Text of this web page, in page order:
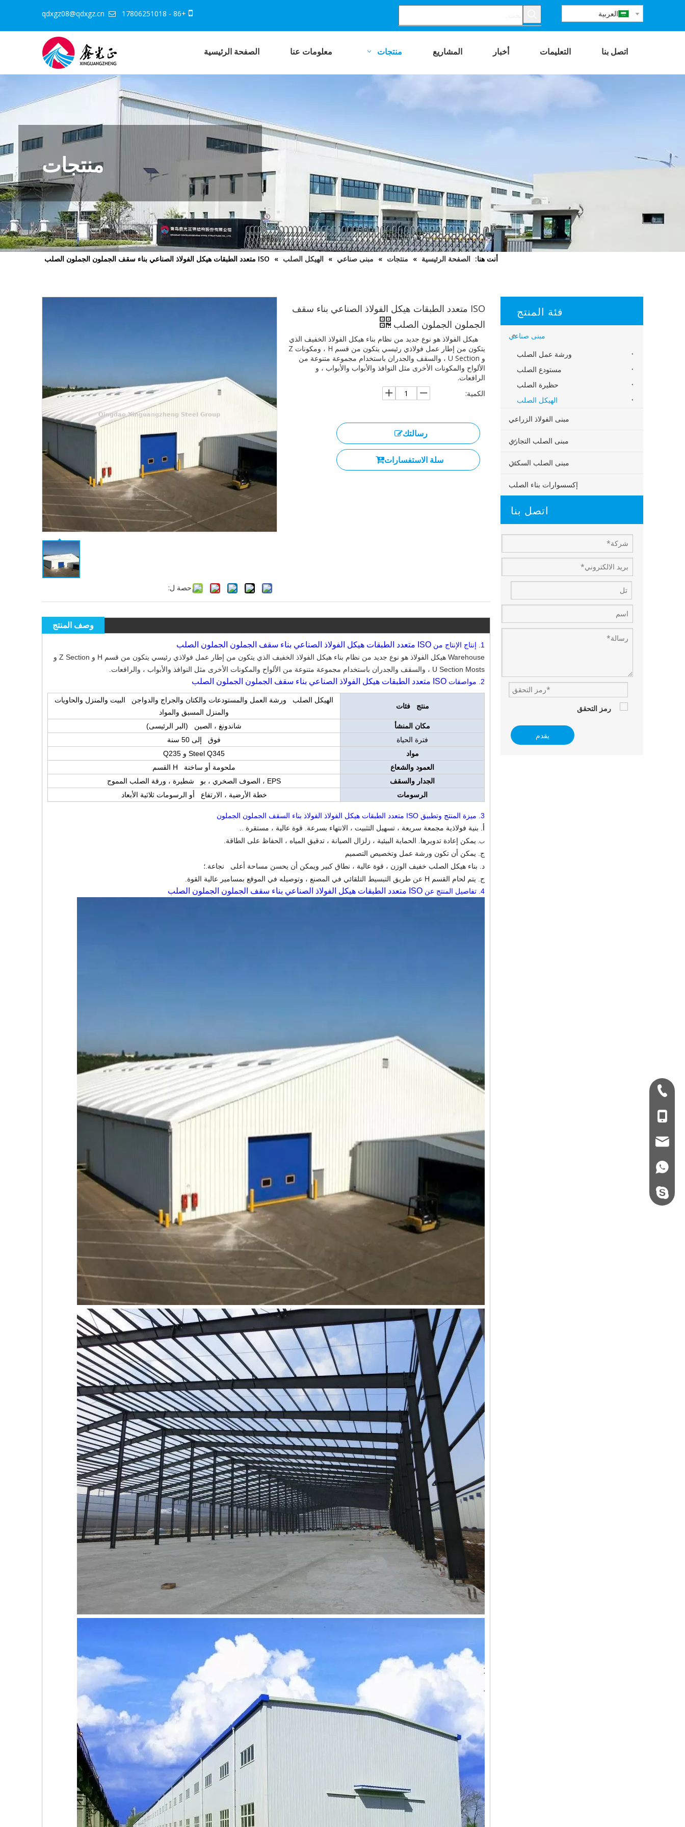

+86 - 17806251018

qdxgz08@qdxgz.cn العربية
اتصل بنا التعليمات أخبار المشاريع منتجات معلومات عنا الصفحة الرئيسية
منتجات
أنت هنا: الصفحة الرئيسية » منتجات » مبنى صناعي » الهيكل الصلب » ISO متعدد الطبقات هيكل الفولاذ الصناعي بناء سقف الجملون الجملون الصلب
حصة ل:
ISO متعدد الطبقات هيكل الفولاذ الصناعي بناء سقف
الجملون الجملون الصلب
هيكل الفولاذ هو نوع جديد من نظام بناء هيكل الفولاذ الخفيف الذي
يتكون من إطار عمل فولاذي رئيسي يتكون من قسم H ، ومكونات Z
و U Section ، والسقف والجدران باستخدام مجموعة متنوعة من
الألواح والمكونات الأخرى مثل النوافذ والأبواب والأبواب ، و
الرافعات.
الكمية:
رسالتك
سلة الاستفسارات
وصف المنتج
1. إنتاج الإنتاج من ISO متعدد الطبقات هيكل الفولاذ الصناعي بناء سقف الجملون الجملون الصلب
Warehouse هيكل الفولاذ هو نوع جديد من نظام بناء هيكل الفولاذ الخفيف الذي يتكون من إطار عمل فولاذي رئيسي يتكون من قسم H و Z Section و
U Section Mosts ، والسقف والجدران باستخدام مجموعة متنوعة من الألواح والمكونات الأخرى مثل النوافذ والأبواب ، والرافعات.
2.
مواصفات ISO متعدد الطبقات هيكل الفولاذ الصناعي بناء سقف الجملون الجملون الصلب
منتج فئات
الهيكل الصلب ورشة العمل والمستودعات والكتان والجراج والدواجن البيت والمنزل والحاويات
والمنزل المسبق والمواد
مكان المنشأ
شاندونغ ، الصين (البر الرئيسى)
فترة الحياة
فوق إلى 50 سنة
مواد
Steel Q345 و Q235
العمود والشعاع
ملحومة أو ساخنة H القسم
الجدار والسقف
EPS ، الصوف الصخري ، بو شطيرة ، ورقة الصلب المموج
الرسومات
خطة الأرضية ، الارتفاع أو الرسومات ثلاثية الأبعاد
3. ميزة المنتج وتطبيق ISO متعدد الطبقات هيكل الفولاذ الفولاذ بناء السقف الجملون الجملون
أ. بنية فولاذية مجمعة سريعة ، تسهيل التثبيت ، الانتهاء بسرعة. قوة عالية ، مستقرة ..
ب. يمكن إعادة تدويرها. الحماية البيئية ، زلزال الصيانة ، تدقيق المياه ، الحفاظ على الطاقة.
ج. يمكن أن تكون ورشة عمل وتخصيص التصميم
د. بناء هيكل الصلب خفيف الوزن ، قوة عالية ، نطاق كبير ويمكن أن يحسن مساحة أعلى نجاعة.؛
ج. يتم لحام القسم H عن طريق التبسيط التلقائي في المصنع ، وتوصيله في الموقع بمسامير عالية القوة.
4. تفاصيل المنتج عن ISO متعدد الطبقات هيكل الفولاذ الصناعي بناء سقف الجملون الجملون الصلب
فئة المنتج
مبنى صناعي
ورشة عمل الصلب
مستودع الصلب
حظيرة الصلب
الهيكل الصلب
مبنى الفولاذ الزراعي
مبنى الصلب التجاري
مبنى الصلب السكني
إكسسوارات بناء الصلب
اتصل بنا
يقدم
+ 86-532-
+86 -
+86 -